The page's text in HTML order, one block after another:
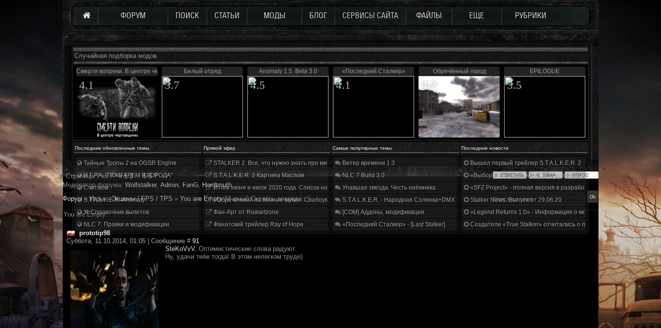
ФОРУМ ПОИСК СТАТЬИ МОДЫ БЛОГ СЕРВИСЫ САЙТА ФАЙЛЫ ЕЩЕ РУБРИКИ
Случайная подборка модов
Смерти вопреки. В центре чертовщины
4.1
Белый отряд
3.7
Anomaly 1.5. Beta 3.0
4.5
«Последний Сталкер»
4.1
Обречённый город
4.2
EPILOGUE
3.5
Последние обновленные темы Прямой эфир Самые популярные темы Последние новости
Тайные Тропы 2 на OGSR Engine
И.Г.Р.А. "ПОИГАРЕМ В ГОРОДА"
Считаем
S.T.A.L.K.E.R. Anomaly
⚒ Справочник вылетов
NLC 7. Правки и модификации
STALKER 2. Все, что нужно знать про мир, геймплей и сюжет | Разбор трейлера
S.T.A.L.K.E.R. 2 Картина Маслом
Итоги июня и июля 2020 года. Список нововведений
«Обречённый на вечные муки». Слабоумие и отвага
Фан-Арт от Ruwartzone
Фанатский трейлер Ray of Hope
Ветер времени 1.3
NLC 7 Build 3.0
Упавшая звезда. Честь наёмника
S.T.A.L.K.E.R. - Народная Солянка+DMX 1.3.5.ООП.МА.К.
[COM] Аддоны, модификации.
«Последний Сталкер» - [Last Stalker]
Вышел первый трейлер S.T.A.L.K.E.R. 2
«Выбор» - четвертый отчет о разработке!
«SFZ Project» - полная версия в разработке!
Stalker News. Выпуск от 29.06.20
«Legend Returns 1.0» - Информация о моде за июнь 2020
Создатели «True Stalker» отчитались о проделанной работе
Страница7из7 « 1 2 … 5 6 7
Модератор форума: Wolfstalker, Аdmin, FanG, Hardtmuth
Форум » Игры » Экшены / FPS / TPS » You are Empty (И юный Октябрь впереди...)
You are Empty
prototip98
Суббота, 11.10.2014, 01:05 | Сообщение # 91
SteKoVvV, Оптимистические слова радуют.
Ну, удачи тебе тогда! В этом нелегком труде)